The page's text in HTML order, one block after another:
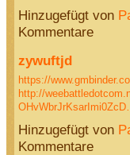
Hinzugefügt von
Kommentare
zywuftjd
https://
http://
Hinzugefügt von
Kommentare